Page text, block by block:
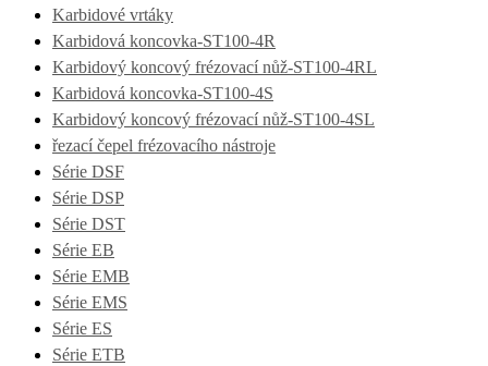
Karbidové vrtáky
Karbidová koncovka-ST100-4R
Karbidový koncový frézovací nůž-ST100-4RL
Karbidová koncovka-ST100-4S
Karbidový koncový frézovací nůž-ST100-4SL
řezací čepel frézovacího nástroje
Série DSF
Série DSP
Série DST
Série EB
Série EMB
Série EMS
Série ES
Série ETB